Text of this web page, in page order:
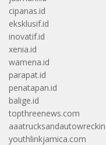
cipanas.id
eksklusif.id
inovatif.id
xenia.id
wamena.id
parapat.id
penatapan.id
balige.id
topthreenews.com
youthlinkjamica.com